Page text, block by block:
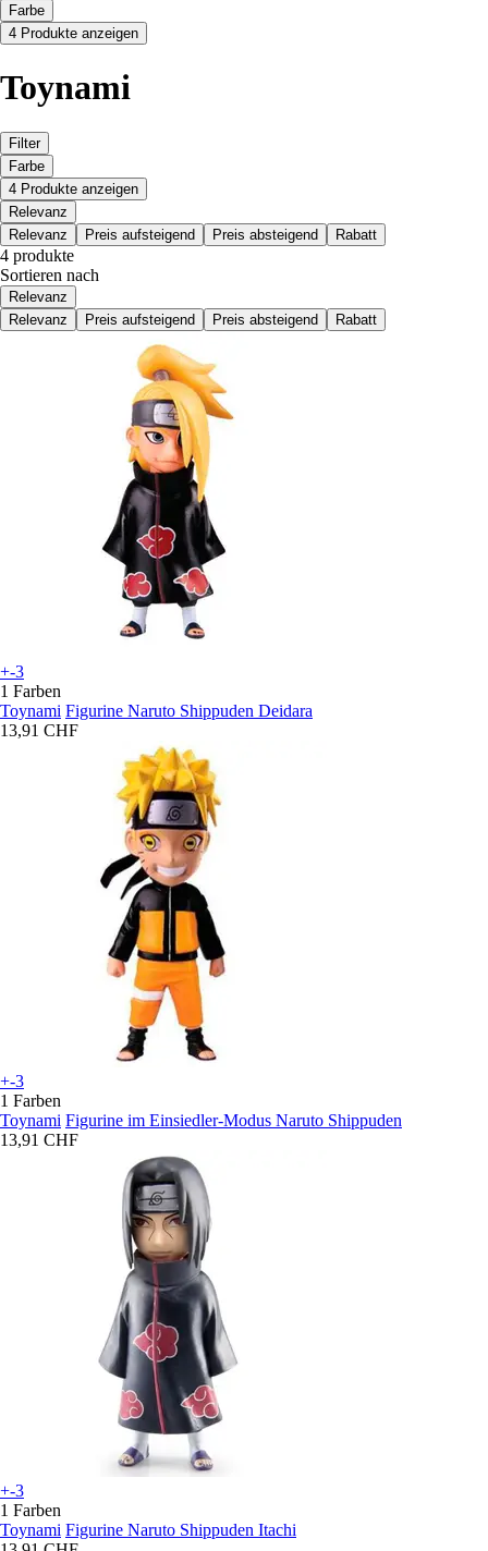
Farbe
4 Produkte anzeigen
Toynami
Filter
Farbe
4 Produkte anzeigen
Relevanz
Relevanz
Preis aufsteigend Preis absteigend Rabatt
4 produkte
Sortieren nach
Relevanz
Relevanz
Preis aufsteigend Preis absteigend Rabatt
+-3
1 Farben
Toynami Figurine Naruto Shippuden Deidara
13,91 CHF
+-3
1 Farben
Toynami Figurine im Einsiedler-Modus Naruto Shippuden
13,91 CHF
+-3
1 Farben
Toynami Figurine Naruto Shippuden Itachi